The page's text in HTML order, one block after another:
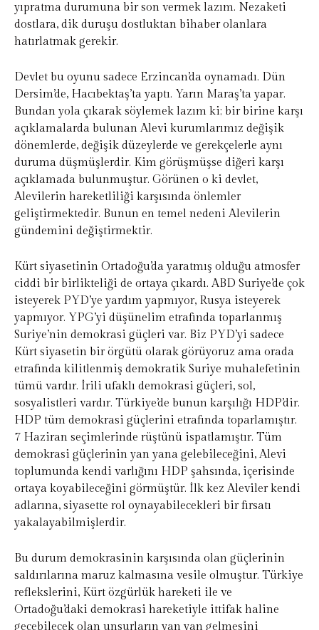
yıpratma durumuna bir son vermek lazım. Nezaketi
dostlara, dik duruşu dostluktan bihaber olanlara
hatırlatmak gerekir.
Devlet bu oyunu sadece Erzincan’da oynamadı. Dün
Dersim’de, Hacıbektaş’ta yaptı. Yarın Maraş’ta yapar.
Bundan yola çıkarak söylemek lazım ki; bir birine karşı
açıklamalarda bulunan Alevi kurumlarımız değişik
dönemlerde, değişik düzeylerde ve gerekçelerle aynı
duruma düşmüşlerdir. Kim görüşmüşse diğeri karşı
açıklamada bulunmuştur. Görünen o ki devlet,
Alevilerin hareketliliği karşısında önlemler
geliştirmektedir. Bunun en temel nedeni Alevilerin
gündemini değiştirmektir.
Kürt siyasetinin Ortadoğu’da yaratmış olduğu atmosfer
ciddi bir birlikteliği de ortaya çıkardı. ABD Suriye’de çok
isteyerek PYD’ye yardım yapmıyor, Rusya isteyerek
yapmıyor. YPG’yi düşünelim etrafında toparlanmış
Suriye’nin demokrasi güçleri var. Biz PYD’yi sadece
Kürt siyasetin bir örgütü olarak görüyoruz ama orada
etrafında kilitlenmiş demokratik Suriye muhalefetinin
tümü vardır. İrili ufaklı demokrasi güçleri, sol,
sosyalistleri vardır. Türkiye’de bunun karşılığı HDP’dir.
HDP tüm demokrasi güçlerini etrafında toparlamıştır.
7 Haziran seçimlerinde rüştünü ispatlamıştır. Tüm
demokrasi güçlerinin yan yana gelebileceğini, Alevi
toplumunda kendi varlığını HDP şahsında, içerisinde
ortaya koyabileceğini görmüştür. İlk kez Aleviler kendi
adlarına, siyasette rol oynayabilecekleri bir fırsatı
yakalayabilmişlerdir.
Bu durum demokrasinin karşısında olan güçlerinin
saldırılarına maruz kalmasına vesile olmuştur. Türkiye
reflekslerini, Kürt özgürlük hareketi ile ve
Ortadoğu’daki demokrasi hareketiyle ittifak haline
geçebilecek olan unsurların yan yan gelmesini